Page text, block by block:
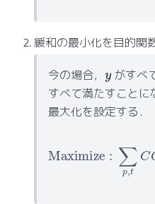
緩和の最小化を目的関
今の場合， y がすべ
すべて満たすこと
最大化を設定する．
Maximize p,tC O